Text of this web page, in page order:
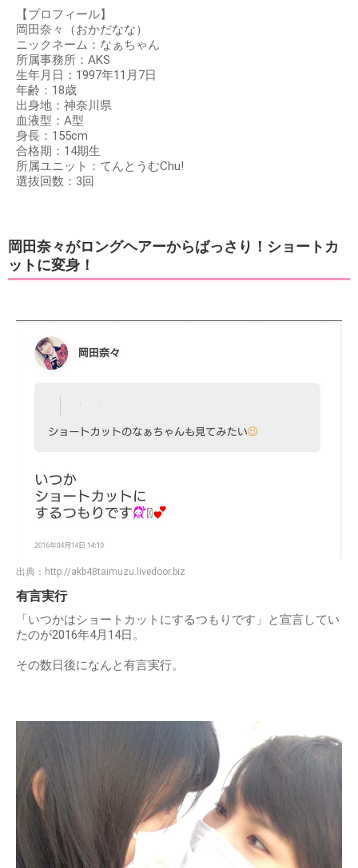
【プロフィール】
岡田奈々（おかだなな）
ニックネーム：なぁちゃん
所属事務所：AKS
生年月日：1997年11月7日
年齢：18歳
出身地：神奈川県
血液型：A型
身長：155cm
合格期：14期生
所属ユニット：てんとうむChu!
選抜回数：3回
岡田奈々がロングヘアーからばっさり！ショートカ
ットに変身！
出典： http://akb48taimuzu.livedoor.biz
有言実行
「いつかはショートカットにするつもりです」と宣言してい
たのが2016年4月14日。
その数日後になんと有言実行。